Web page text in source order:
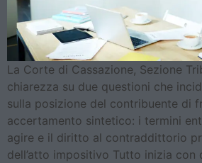
La Corte di Cassazione, Sezione
chiarezza su due questioni che
sulla posizione del contribuente di
accertamento sintetico: i termini
agire e il diritto al contraddittorio
dell’atto impositivo Tutto inizia con